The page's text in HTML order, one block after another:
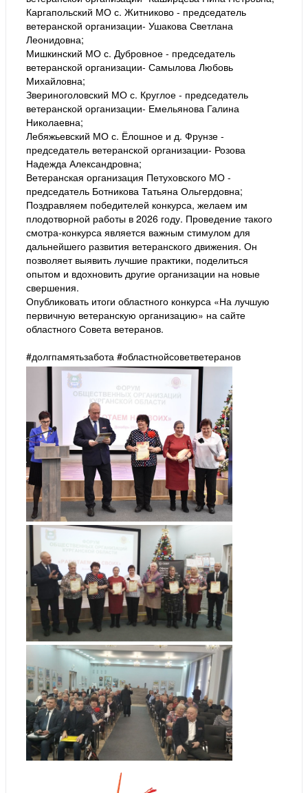
Каргапольский МО с. Житниково - председатель
ветеранской организации- Ушакова Светлана
Леонидовна;
Мишкинский МО с. Дубровное - председатель
ветеранской организации- Самылова Любовь
Михайловна;
Звериноголовский МО с. Круглое - председатель
ветеранской организации- Емельянова Галина
Николаевна;
Лебяжьевский МО с. Ёлошное и д. Фрунзе -
председатель ветеранской организации- Розова
Надежда Александровна;
Ветеранская организация Петуховского МО -
председатель Ботникова Татьяна Ольгердовна;
Поздравляем победителей конкурса, желаем им
плодотворной работы в 2026 году. Проведение такого
смотра-конкурса является важным стимулом для
дальнейшего развития ветеранского движения. Он
позволяет выявить лучшие практики, поделиться
опытом и вдохновить другие организации на новые
свершения.
Опубликовать итоги областного конкурса «На лучшую
первичную ветеранскую организацию» на сайте
областного Совета ветеранов.
#долгпамятьзабота #областнойсоветветеранов